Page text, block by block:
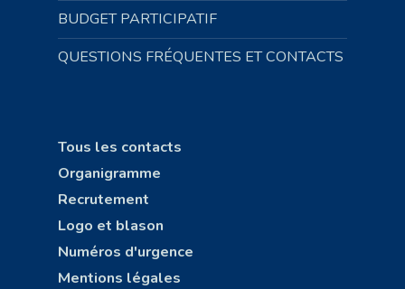
BUDGET PARTICIPATIF
QUESTIONS FRÉQUENTES ET CONTACTS
Tous les contacts
Organigramme
Recrutement
Logo et blason
Numéros d'urgence
Mentions légales